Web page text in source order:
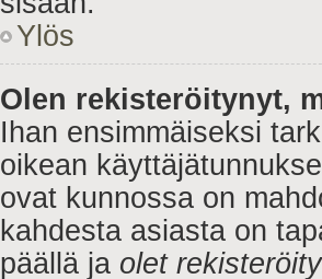
Ylös
Olen rekisteröitynyt,
Ihan ensimmäiseksi
oikean
ovat kunnossa on
kahdesta asiasta on
päällä ja olet